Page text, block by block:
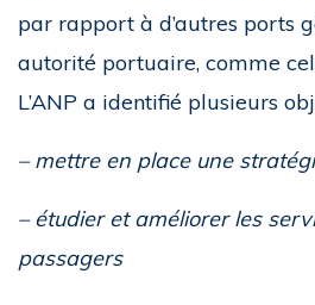
par rapport à d’autres ports
autorité portuaire, comme
L’ANP a identifié plusieurs
– mettre en place une
– étudier et améliorer les
passagers